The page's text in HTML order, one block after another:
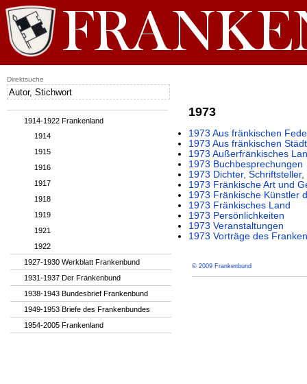
1973
1973 Aus fränkischen
1973 Aus fränkischen
1973 Außerfränkisches
1973 Buchbesprechungen
1973 Dichter,
1973 Fränkische Art und
1973 Fränkische Künstler
1973 Fränkisches Land
1973 Persönlichkeiten
1973 Veranstaltungen
1973 Vorträge des
© 2009 Frankenbund
1914-1922 Frankenland
1914
1915
1916
1917
1918
1919
1921
1922
1927-1930 Werkblatt Frankenbund
1931-1937 Der Frankenbund
1938-1943 Bundesbrief Frankenbund
1949-1953 Briefe des Frankenbundes
1954-2005 Frankenland
Direktsuche